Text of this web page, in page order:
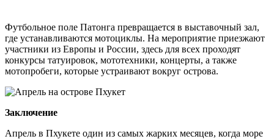
Футбольное поле Патонга превращается в выставочный зал,
где устанавливаются мотоциклы. На мероприятие приезжают
участники из Европы и России, здесь для всех проходят
конкурсы татуировок, мототехники, концерты, а также
мотопробеги, которые устраивают вокруг острова.
Заключение
Апрель в Пхукете один из самых жарких месяцев, когда море